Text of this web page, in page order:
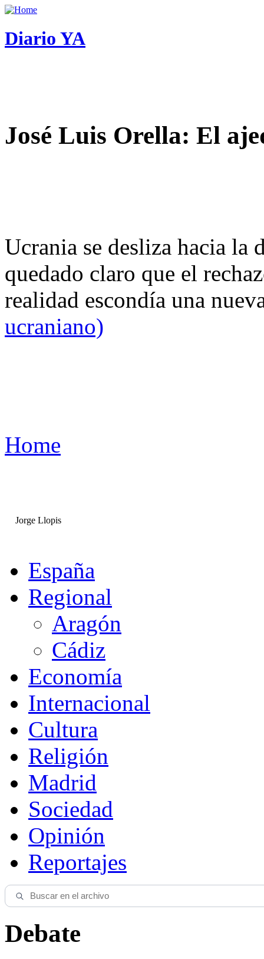
Diario YA
José Luis Orella: El
Ucrania se desliza hacia
quedado claro que el
realidad escondía una
ucraniano)
Home
Jorge Llopis
España
Regional
Aragón
Cádiz
Economía
Internacional
Cultura
Religión
Madrid
Sociedad
Opinión
Reportajes
Debate